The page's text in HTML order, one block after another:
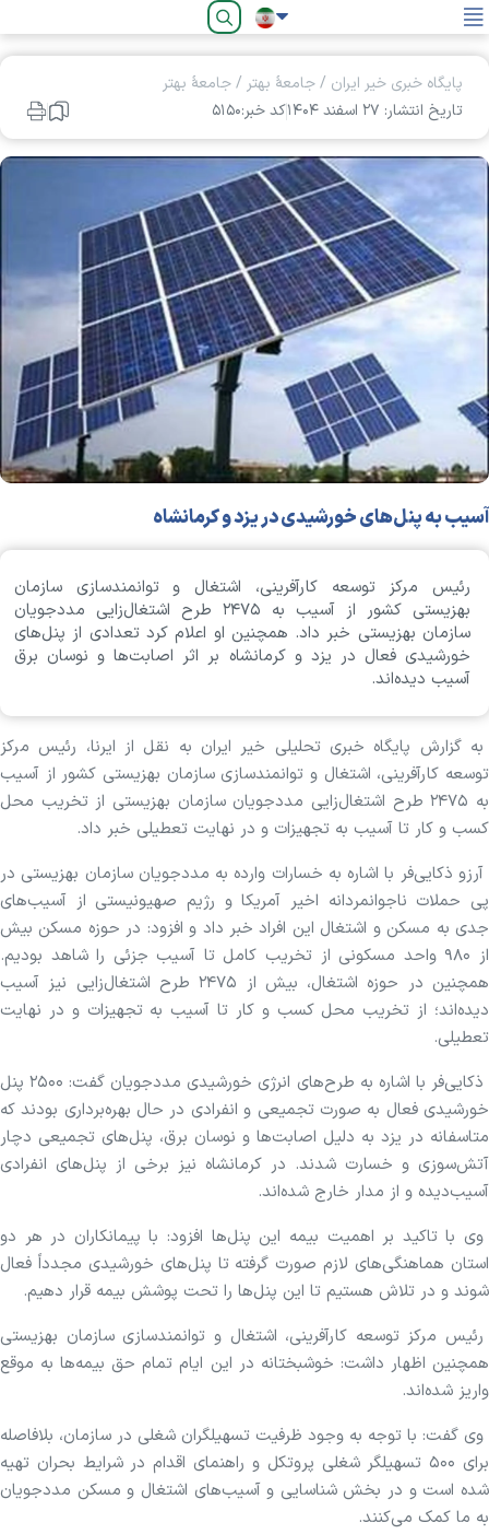
فارسی
پایگاه خبری خیر ایران /جامعۀ بهتر /جامعۀ بهتر
تاریخ انتشار: ۲۷ اسفند ۱۴۰۴
کد خبر:۵۱۵۰
آسیب به پنل‌های خورشیدی در یزد و کرمانشاه
رئیس مرکز توسعه کارآفرینی، اشتغال و توانمندسازی سازمان
بهزیستی کشور از آسیب به ۲۴۷۵ طرح اشتغال‌زایی مددجویان
سازمان بهزیستی خبر داد. همچنین او اعلام کرد تعدادی از پنل‌های
خورشیدی فعال در یزد و کرمانشاه بر اثر اصابت‌ها و نوسان برق
آسیب دیده‌اند.
به گزارش پایگاه خبری تحلیلی خیر ایران به نقل از ایرنا، رئیس مرکز
توسعه کارآفرینی، اشتغال و توانمندسازی سازمان بهزیستی کشور از آسیب
به ۲۴۷۵ طرح اشتغال‌زایی مددجویان سازمان بهزیستی از تخریب محل
کسب و کار تا آسیب به تجهیزات و در نهایت تعطیلی خبر داد.
آرزو ذکایی‌فر با اشاره به خسارات وارده به مددجویان سازمان بهزیستی در
پی حملات ناجوانمردانه اخیر آمریکا و رژیم صهیونیستی از آسیب‌های
جدی به مسکن و اشتغال این افراد خبر داد و افزود: در حوزه مسکن بیش
از ۹۸۰ واحد مسکونی از تخریب کامل تا آسیب جزئی را شاهد بودیم.
همچنین در حوزه اشتغال، بیش از ۲۴۷۵ طرح اشتغال‌زایی نیز آسیب
دیده‌اند؛ از تخریب محل کسب و کار تا آسیب به تجهیزات و در نهایت
تعطیلی.
ذکایی‌فر با اشاره به طرح‌های انرژی خورشیدی مددجویان گفت: ۲۵۰۰ پنل
خورشیدی فعال به صورت تجمیعی و انفرادی در حال بهره‌برداری بودند که
متاسفانه در یزد به دلیل اصابت‌ها و نوسان برق، پنل‌های تجمیعی دچار
آتش‌سوزی و خسارت شدند. در کرمانشاه نیز برخی از پنل‌های انفرادی
آسیب‌دیده و از مدار خارج شده‌اند.
وی با تاکید بر اهمیت بیمه این پنل‌ها افزود: با پیمانکاران در هر دو
استان هماهنگی‌های لازم صورت گرفته تا پنل‌های خورشیدی مجدداً فعال
شوند و در تلاش هستیم تا این پنل‌ها را تحت پوشش بیمه قرار دهیم.
رئیس مرکز توسعه کارآفرینی، اشتغال و توانمندسازی سازمان بهزیستی
همچنین اظهار داشت: خوشبختانه در این ایام تمام حق بیمه‌ها به موقع
واریز شده‌اند.
وی گفت: با توجه به وجود ظرفیت تسهیلگران شغلی در سازمان، بلافاصله
برای ۵۰۰ تسهیلگر شغلی پروتکل و راهنمای اقدام در شرایط بحران تهیه
شده است و در بخش شناسایی و آسیب‌های اشتغال و مسکن مددجویان
به ما کمک می‌کنند.